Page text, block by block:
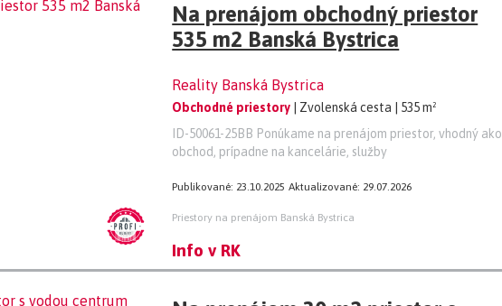
Na prenájom obchodný priestor
535 m2 Banská Bystrica
Reality Banská Bystrica
Obchodné priestory | Zvolenská cesta | 535 m²
ID-50061-25BB Ponúkame na prenájom priestor, vhodný ako
obchod, prípadne na kancelárie, služby
Publikované: 23.10.2025 Aktualizované: 29.07.2026
Priestory na prenájom Banská Bystrica
Info v RK